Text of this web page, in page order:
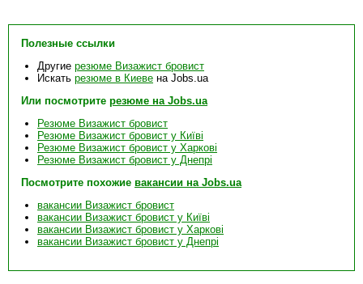
Полезные ссылки
Другие резюме Визажист бровист
Искать резюме в Киеве на Jobs.ua
Или посмотрите резюме на Jobs.ua
Резюме Визажист бровист
Резюме Визажист бровист у Київі
Резюме Визажист бровист у Харкові
Резюме Визажист бровист у Днепрі
Посмотрите похожие вакансии на Jobs.ua
вакансии Визажист бровист
вакансии Визажист бровист у Київі
вакансии Визажист бровист у Харкові
вакансии Визажист бровист у Днепрі